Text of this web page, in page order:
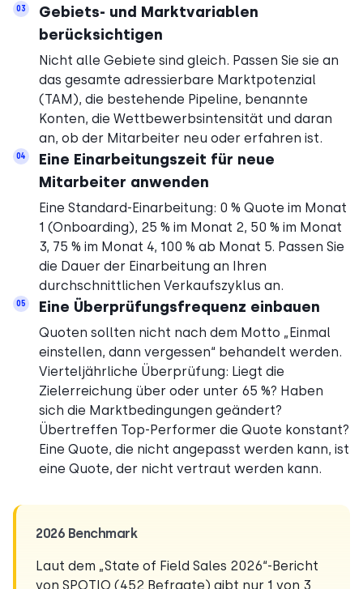
03
Gebiets- und Marktvariablen
berücksichtigen
Nicht alle Gebiete sind gleich. Passen Sie sie an
das gesamte adressierbare Marktpotenzial
(TAM), die bestehende Pipeline, benannte
Konten, die Wettbewerbsintensität und daran
an, ob der Mitarbeiter neu oder erfahren ist.
04
Eine Einarbeitungszeit für neue
Mitarbeiter anwenden
Eine Standard-Einarbeitung: 0 % Quote im Monat
1 (Onboarding), 25 % im Monat 2, 50 % im Monat
3, 75 % im Monat 4, 100 % ab Monat 5. Passen Sie
die Dauer der Einarbeitung an Ihren
durchschnittlichen Verkaufszyklus an.
05 Eine Überprüfungsfrequenz einbauen
Quoten sollten nicht nach dem Motto „Einmal
einstellen, dann vergessen“ behandelt werden.
Vierteljährliche Überprüfung: Liegt die
Zielerreichung über oder unter 65 %? Haben
sich die Marktbedingungen geändert?
Übertreffen Top-Performer die Quote konstant?
Eine Quote, die nicht angepasst werden kann, ist
eine Quote, der nicht vertraut werden kann.
2026 Benchmark
Laut dem „State of Field Sales 2026“-Bericht
von SPOTIO (452 Befragte) gibt nur 1 von 3